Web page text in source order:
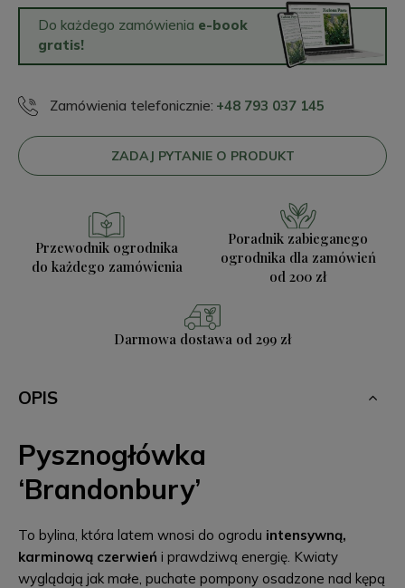
Do każdego zamówienia e-book
gratis!
Zamówienia telefonicznie: +48 793 037 145
ZADAJ PYTANIE O PRODUKT
Przewodnik ogrodnika
do każdego zamówienia
Poradnik zabieganego
ogrodnika dla zamówień
od 200 zł
Darmowa dostawa od 299 zł
OPIS
Pysznogłówka
‘Brandonbury’
To bylina, która latem wnosi do ogrodu intensywną,
karminową czerwień i prawdziwą energię. Kwiaty
wyglądają jak małe, puchate pompony osadzone nad kępą